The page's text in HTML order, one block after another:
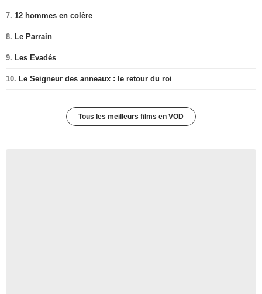
7. 12 hommes en colère
8. Le Parrain
9. Les Evadés
10. Le Seigneur des anneaux : le retour du roi
Tous les meilleurs films en VOD